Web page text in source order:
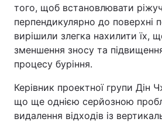
того, щоб встановлювати
перпендикулярно до поверхні
вирішили злегка нахилити їх,
зменшення зносу та
процесу буріння.
Керівник проектної групи Дін
що ще однією серйозною
видалення відходів із